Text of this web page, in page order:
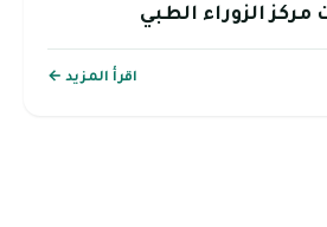
الزوراء الطبي
اقرأ المزيد ←